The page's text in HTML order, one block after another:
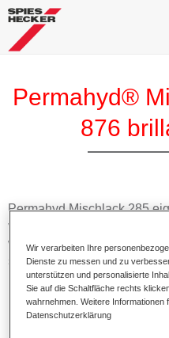
Permahyd®
876
Permahyd Mischlack 285
von Permahyd Perlmutt
wasserverdünnbaren
speziellen PU-
Effektlackierungen.
Produktmerkmale
Wir verarbeiten Ihre
Dienste zu messen und zu
unterstützen und personalisierte
Sie auf die Schaltfläche rechts
wahrnehmen. Weitere Informationen
Datenschutzerklärung